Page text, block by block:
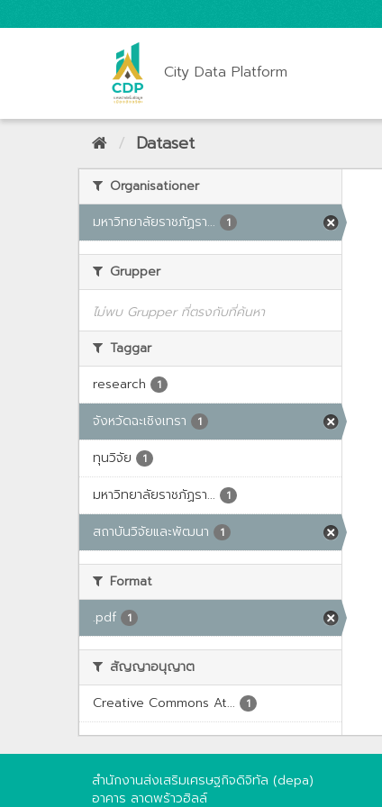
City Data Platform
Dataset
Organisationer
มหาวิทยาลัยราชภัฏรา...
1
Grupper
ไม่พบ Grupper ที่ตรงกับที่ค้นหา
Taggar
research
1
จังหวัดฉะเชิงเทรา 1
ทุนวิจัย 1
มหาวิทยาลัยราชภัฏรา... 1
สถาบันวิจัยและพัฒนา 1
Format
.pdf
1
สัญญาอนุญาต
Creative Commons At...
1
สำนักงานส่งเสริมเศรษฐกิจดิจิทัล (depa)
อาคาร ลาดพร้าวฮิลล์